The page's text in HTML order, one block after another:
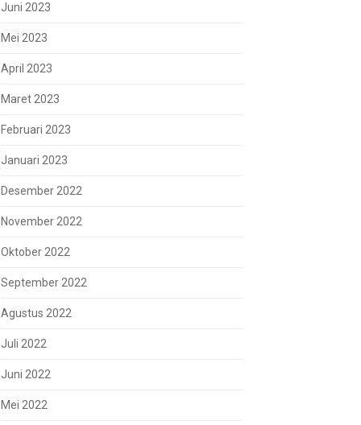
Juni 2023
Mei 2023
April 2023
Maret 2023
Februari 2023
Januari 2023
Desember 2022
November 2022
Oktober 2022
September 2022
Agustus 2022
Juli 2022
Juni 2022
Mei 2022